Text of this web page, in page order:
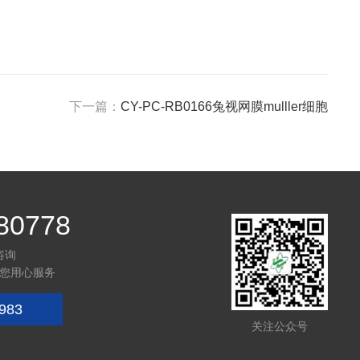
下一篇： CY-PC-RB0166兔视网膜mulller细胞
询
用心服务
关注公众号